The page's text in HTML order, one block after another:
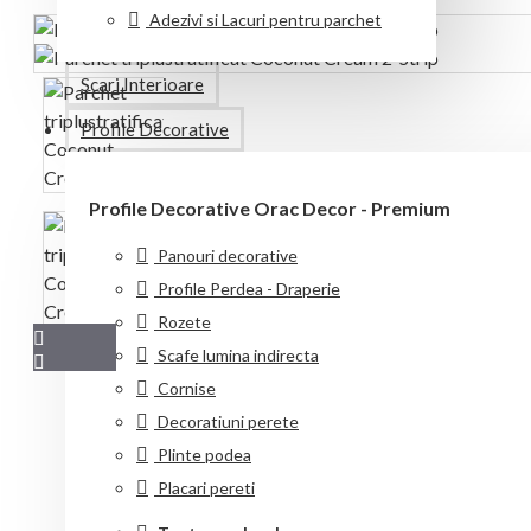
Adezivi si Lacuri pentru parchet
Scari Interioare
Profile Decorative
Profile Decorative Orac Decor - Premium
Panouri decorative
Profile Perdea - Draperie
Rozete
Scafe lumina indirecta
Cornise
Decoratiuni perete
Plinte podea
Placari pereti
Parchet din lemn provenit din păduri exploatate